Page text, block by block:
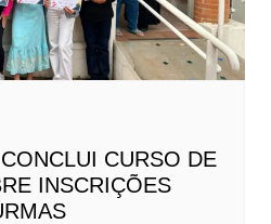
CURSO DE
INSCRIÇÕES